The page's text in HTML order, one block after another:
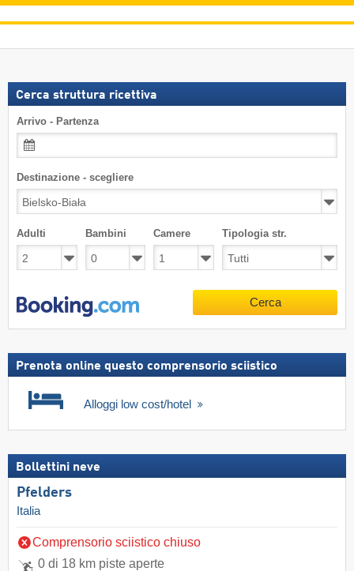
Cerca struttura ricettiva
Arrivo - Partenza
Destinazione - scegliere
Adulti Bambini Camere Tipologia str.
Cerca
Prenota online questo comprensorio sciistico
Alloggi low cost/hotel
Bollettini neve
Pfelders
Italia
Comprensorio sciistico chiuso
0 di 18 km piste aperte